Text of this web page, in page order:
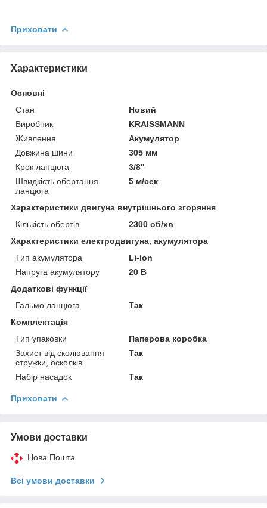
Приховати
Характеристики
Основні
Стан
Новий
Виробник
KRAISSMANN
Живлення
Акумулятор
Довжина шини
305 мм
Крок ланцюга
3/8"
Швидкість обертання
ланцюга
5 м/сек
Характеристики двигуна внутрішнього згоряння
Кількість обертів
2300 об/хв
Характеристики електродвигуна, акумулятора
Тип акумулятора
Li-Ion
Напруга акумулятору
20 В
Додаткові функції
Гальмо ланцюга
Так
Комплектація
Тип упаковки
Паперова коробка
Захист від сколювання
стружки, осколків
Так
Набір насадок Так
Приховати
Умови доставки
Нова Пошта
Всі умови доставки